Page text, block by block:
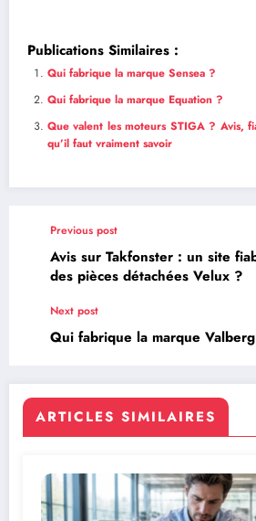
Publications Similaires :
Qui fabrique la marque Sensea ?
Qui fabrique la marque Equation ?
Que valent les moteurs STIGA ? Avis,
qu’il faut vraiment savoir
Previous post
Avis sur Takfonster : un site
des pièces détachées Velux ?
Next post
Qui fabrique la marque
ARTICLES SIMILAIRES